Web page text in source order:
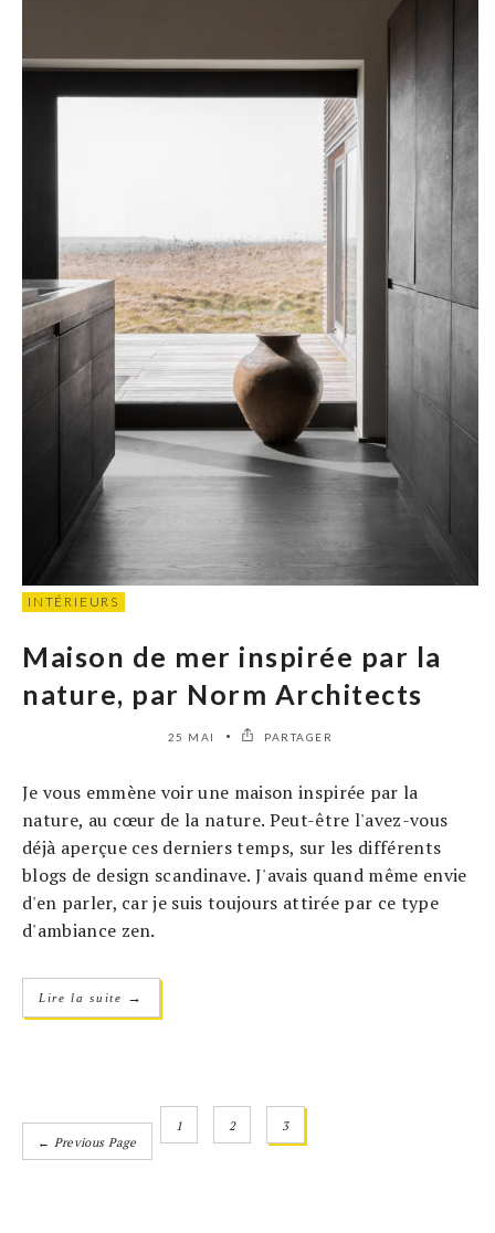
INTÉRIEURS
Maison de mer inspirée par la
nature, par Norm Architects
25 MAI PARTAGER
Je vous emmène voir une maison inspirée par la
nature, au cœur de la nature. Peut-être l'avez-vous
déjà aperçue ces derniers temps, sur les différents
blogs de design scandinave. J'avais quand même envie
d'en parler, car je suis toujours attirée par ce type
d'ambiance zen.
Lire la suite →
← Previous Page
1 2 3